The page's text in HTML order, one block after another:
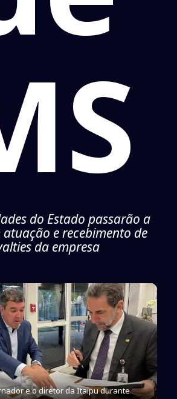
do Estado passarão a
e recebimento de
da empresa
e o diretor da Itaipu durante